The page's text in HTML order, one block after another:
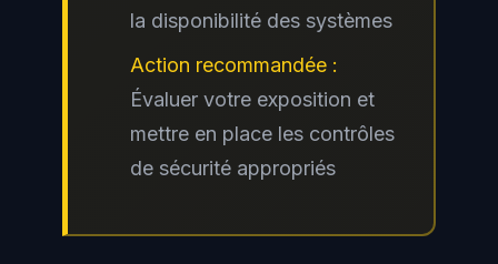
la disponibilité des systèmes
Action recommandée :
Évaluer votre exposition et
mettre en place les contrôles
de sécurité appropriés